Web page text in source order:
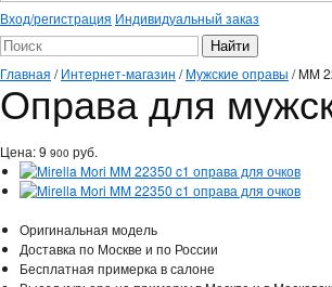
Вход/регистрация Индивидуальный заказ
Главная /Интернет-магазин /Мужские оправы /MM
Оправа для
Цена:9 900 руб.
Оригинальная модель
Доставка по Москве и по России
Бесплатная примерка в салоне